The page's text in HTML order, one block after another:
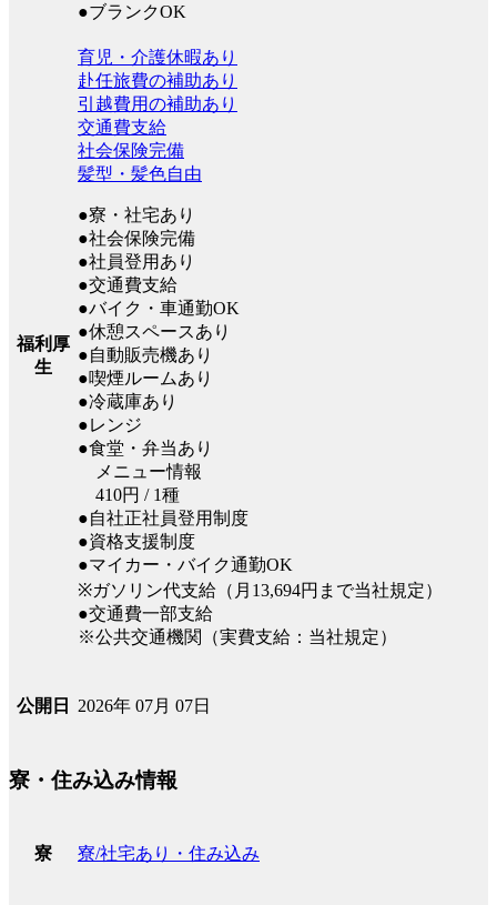
●ブランクOK
福利厚
生
育児・介護休暇あり
赴任旅費の補助あり
引越費用の補助あり
交通費支給
社会保険完備
髪型・髪色自由
●寮・社宅あり
●社会保険完備
●社員登用あり
●交通費支給
●バイク・車通勤OK
●休憩スペースあり
●自動販売機あり
●喫煙ルームあり
●冷蔵庫あり
●レンジ
●食堂・弁当あり
メニュー情報
410円 / 1種
●自社正社員登用制度
●資格支援制度
●マイカー・バイク通勤OK
※ガソリン代支給（月13,694円まで当社規定）
●交通費一部支給
※公共交通機関（実費支給：当社規定）
公開日 2026年 07月 07日
寮・住み込み情報
寮 寮/社宅あり・住み込み